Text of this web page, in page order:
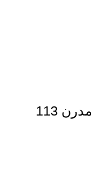
113